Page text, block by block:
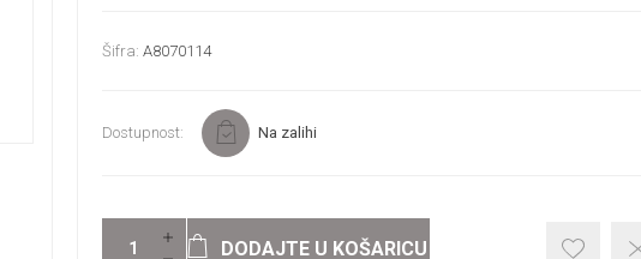
Šifra: A8070114
Dostupnost: Na zalihi
DODAJTE U KOŠARICU